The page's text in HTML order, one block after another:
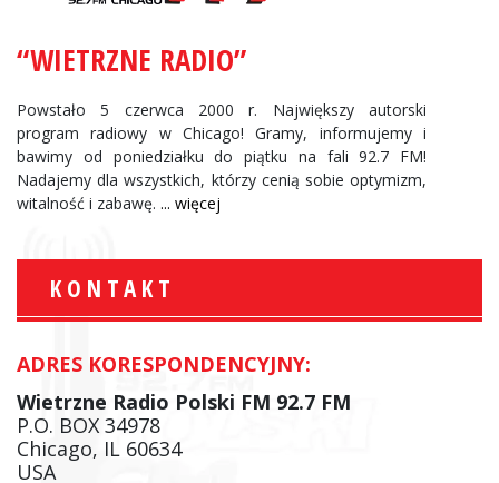
“WIETRZNE RADIO”
Powstało 5 czerwca 2000 r. Największy autorski
program radiowy w Chicago! Gramy, informujemy i
bawimy od poniedziałku do piątku na fali 92.7 FM!
Nadajemy dla wszystkich, którzy cenią sobie optymizm,
witalność i zabawę. ... więcej
KONTAKT
ADRES KORESPONDENCYJNY:
Wietrzne Radio Polski FM 92.7 FM
P.O. BOX 34978
Chicago, IL 60634
USA